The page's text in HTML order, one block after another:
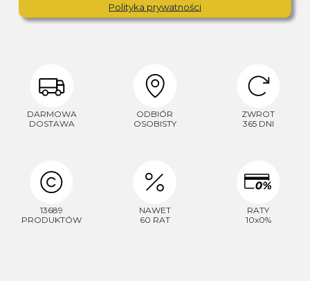
DLACZEGO SWISS?
DARMOWA
DOSTAWA
ODBIÓR
OSOBISTY
ZWROT
365 DNI
13689
PRODUKTÓW
NAWET
60 RAT
RATY
10x0%
Polityka prywatności